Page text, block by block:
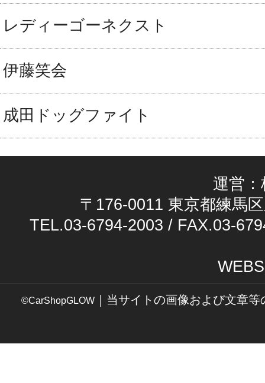
レディーゴーネクスト
伊藤笑会
成田ドッグファイト
運営
〒176-0011 東京都練馬
TEL.03-6794-2003 / FAX.03-
©CarShopGLOW ｜当サイトの画像および文章